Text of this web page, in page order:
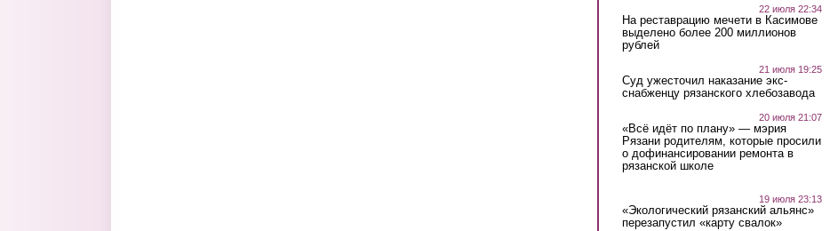
22 июля 22:34
На реставрацию мечети в Касимове
выделено более 200 миллионов
рублей
21 июля 19:25
Суд ужесточил наказание экс-
снабженцу рязанского хлебозавода
20 июля 21:07
«Всё идёт по плану» — мэрия
Рязани родителям, которые просили
о дофинансировании ремонта в
рязанской школе
19 июля 23:13
«Экологический рязанский альянс»
перезапустил «карту свалок»